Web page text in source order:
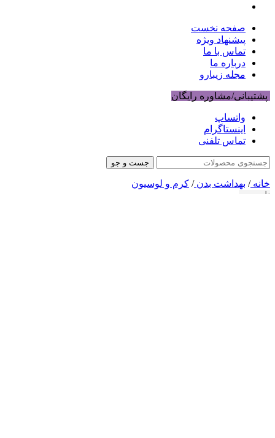
صفحه نخست
پیشنهاد ویژه
تماس با ما
درباره ما
مجله زیبارو
پشتیبانی/مشاوره رایگان
واتساپ
اینستاگرام
تماس تلفنی
جست و جو
خانه/ بهداشت بدن/ کرم و لوسیون
ناموجود